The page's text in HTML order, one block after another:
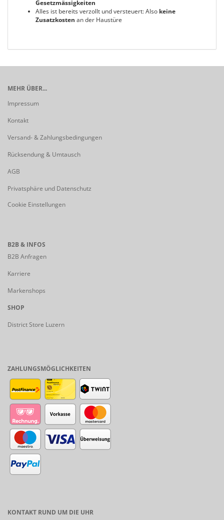
Gesetzmässigkeiten
Alles ist bereits verzollt und versteuert: Also keine
Zusatzkosten an der Haustüre
MEHR ÜBER...
Impressum
Kontakt
Versand- & Zahlungsbedingungen
Rücksendung & Umtausch
AGB
Privatsphäre und Datenschutz
Cookie Einstellungen
B2B & INFOS
B2B Anfragen
Karriere
Markenshops
SHOP
District Store Luzern
ZAHLUNGSMÖGLICHKEITEN
KONTAKT RUND UM DIE UHR